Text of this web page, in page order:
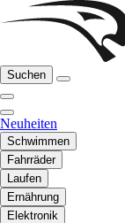
Suchen
Neuheiten
Schwimmen
Fahrräder
Laufen
Ernährung
Elektronik